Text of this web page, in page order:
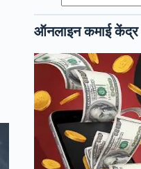
ऑनलाइन कमाई केंद्र